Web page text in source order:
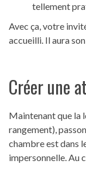
tellement
Avec ça, votre
accueilli. Il aura
Créer une
Maintenant que la
rangement),
chambre est dans
impersonnelle. Au